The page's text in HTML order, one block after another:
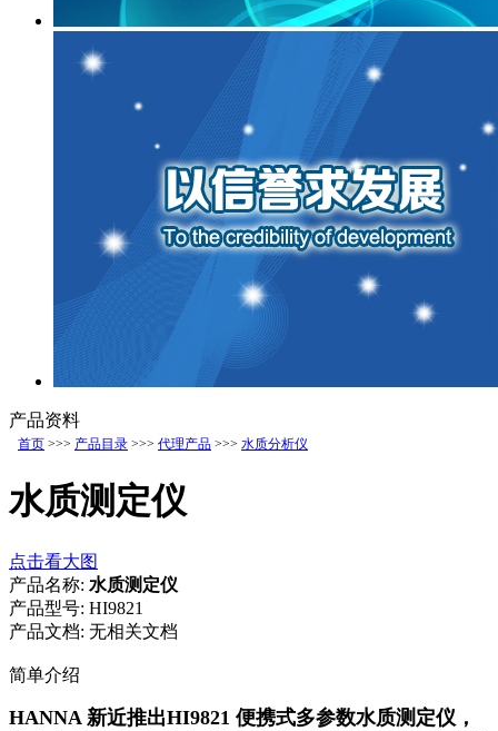
产品资料
首页 >>> 产品目录 >>> 代理产品 >>> 水质分析仪
水质测定仪
点击看大图
产品名称: 水质测定仪
产品型号: HI9821
产品文档: 无相关文档
简单介绍
HANNA 新近推出HI9821 便携式多参数水质测定仪，